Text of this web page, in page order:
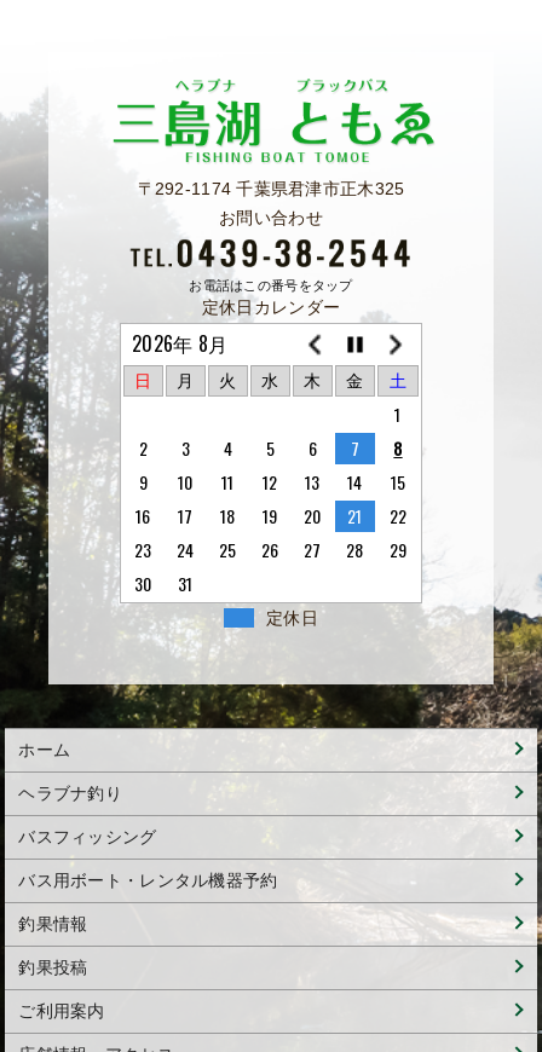
〒292-1174 千葉県君津市正木325
お問い合わせ
お電話はこの番号をタップ
定休日カレンダー
2026年 8月
日 月 火 水 木 金 土
1
2
3 4 5 6 7
8
9
10 11 12 13 14
15
16
17 18 19 20 21
22
23
24 25 26 27 28
29
30
31
定休日
ホーム
ヘラブナ釣り
バスフィッシング
バス用ボート・レンタル機器予約
釣果情報
釣果投稿
ご利用案内